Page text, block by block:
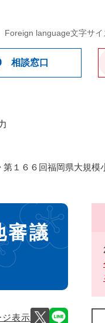
Foreign language文字サ
相談窓口
第１６６回福岡県大規
審議
ジ表示